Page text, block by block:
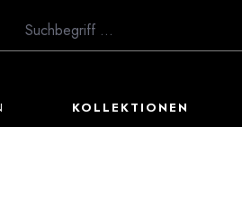
KOLLEKTIONEN